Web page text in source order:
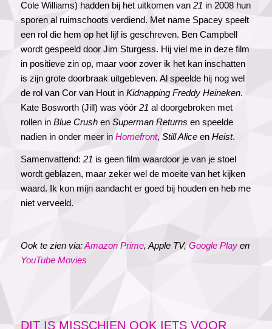
Cole Williams) hadden bij het uitkomen van 21 in 2008 hun
sporen al ruimschoots verdiend. Met name Spacey speelt
een rol die hem op het lijf is geschreven. Ben Campbell
wordt gespeeld door Jim Sturgess. Hij viel me in deze film
in positieve zin op, maar voor zover ik het kan inschatten
is zijn grote doorbraak uitgebleven. Al speelde hij nog wel
de rol van Cor van Hout in Kidnapping Freddy Heineken.
Kate Bosworth (Jill) was vóór 21 al doorgebroken met
rollen in Blue Crushen Superman Returns en speelde
nadien in onder meer in Homefront, Still Aliceen Heist.
Samenvattend: 21 is geen film waardoor je van je stoel
wordt geblazen, maar zeker wel de moeite van het kijken
waard. Ik kon mijn aandacht er goed bij houden en heb me
niet verveeld.
Ook te zien via:Amazon Prime, Apple TV, Google Playen
YouTube Movies
DIT IS MISSCHIEN OOK IETS VOOR